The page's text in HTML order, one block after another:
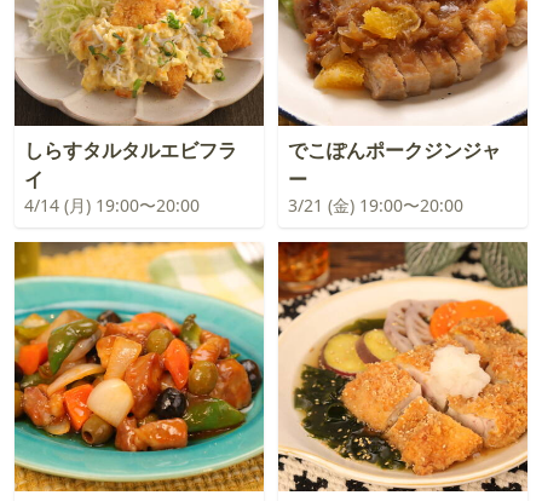
しらすタルタルエビフラ
イ
4/14 (月) 19:00〜20:00
でこぽんポークジンジャ
ー
3/21 (金) 19:00〜20:00